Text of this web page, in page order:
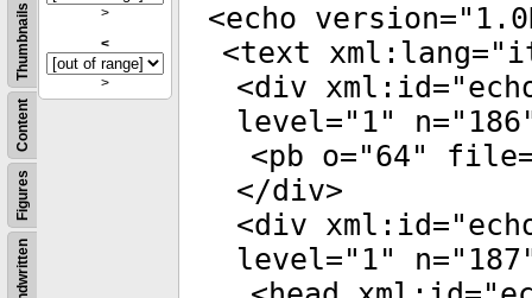
Handwritten
Figures
Content
Thumbnails
>
<
>
<echo version="
<text xml:lang="
<div xml:id="
level=" 1" n=" 186
<pb o="64" file
</div>
<div xml:id="
level=" 1" n=" 187